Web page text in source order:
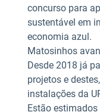
concurso para
sustentável em
economia azul.
Matosinhos
Desde 2018 já
projetos e
instalações da
Estão